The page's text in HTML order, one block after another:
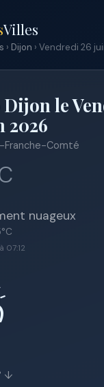
Villes
› Dijon › Vendredi 26
Dijon le
2026
Franche-Comté
nuageux
°C
07:12
↓